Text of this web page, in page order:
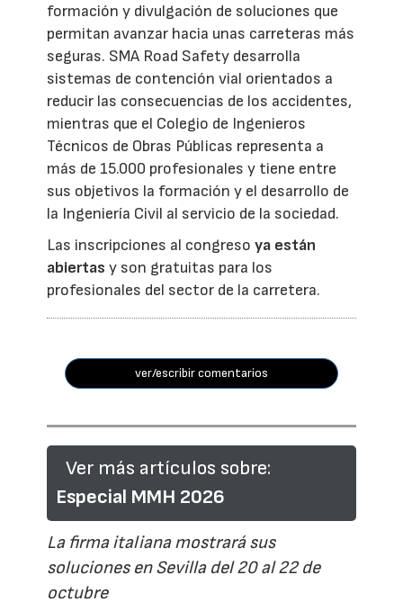
formación y divulgación de soluciones que
permitan avanzar hacia unas carreteras más
seguras. SMA Road Safety desarrolla
sistemas de contención vial orientados a
reducir las consecuencias de los accidentes,
mientras que el Colegio de Ingenieros
Técnicos de Obras Públicas representa a
más de 15.000 profesionales y tiene entre
sus objetivos la formación y el desarrollo de
la Ingeniería Civil al servicio de la sociedad.
Las inscripciones al congresoya están
abiertas y son gratuitas para los
profesionales del sector de la carretera.
ver/escribir comentarios
Ver más artículos sobre:
Especial MMH 2026
La firma italiana mostrará sus
soluciones en Sevilla del 20 al 22 de
octubre